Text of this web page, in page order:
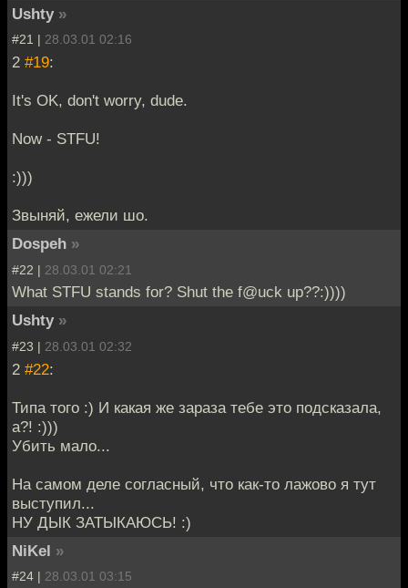
Ushty »
#21 | 28.03.01 02:16
2 #19:
It's OK, don't worry, dude.
Now - STFU!
:)))
Звыняй, ежели шо.
Dospeh »
#22 | 28.03.01 02:21
What STFU stands for? Shut the f@uck up??:))))
Ushty »
#23 | 28.03.01 02:32
2 #22:
Типа того :) И какая же зараза тебе это подсказала,
а?! :)))
Убить мало...
На самом деле согласный, что как-то лажово я тут
выступил...
НУ ДЫК ЗАТЫКАЮСЬ! :)
NiKel »
#24 | 28.03.01 03:15